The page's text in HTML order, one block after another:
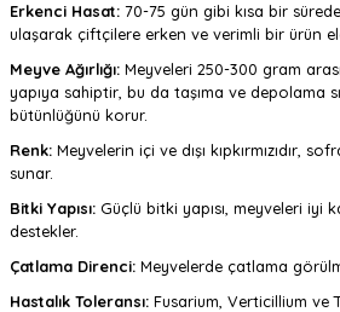
Erkenci Hasat: 70-75 gün gibi kısa bir
ulaşarak çiftçilere erken ve verimli bir ürün
Meyve Ağırlığı: Meyveleri 250-300 gram
yapıya sahiptir, bu da taşıma ve depolama
bütünlüğünü korur.
Renk: Meyvelerin içi ve dışı kıpkırmızıdır,
sunar.
Bitki Yapısı: Güçlü bitki yapısı, meyveleri iyi
destekler.
Çatlama Direnci: Meyvelerde çatlama
Hastalık Toleransı: Fusarium, Verticillium ve